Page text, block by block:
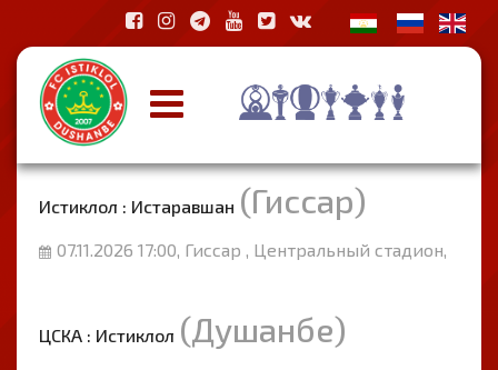
Истиклол : Истаравшан (Гиссар)
07.11.2026 17:00, Гиссар , Центральный стадион,
ЦСКА : Истиклол (Душанбе)